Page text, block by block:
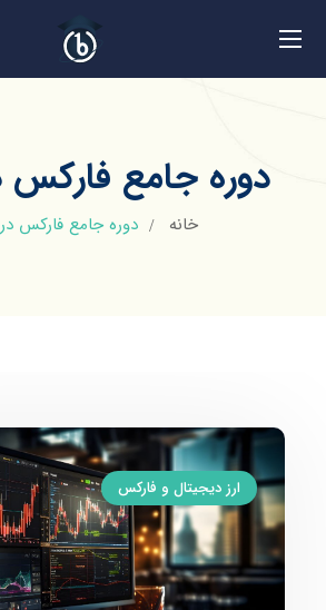
دوره جامع فارکس
خانه دوره جامع فارکس
ارز دیجیتال و فارکس